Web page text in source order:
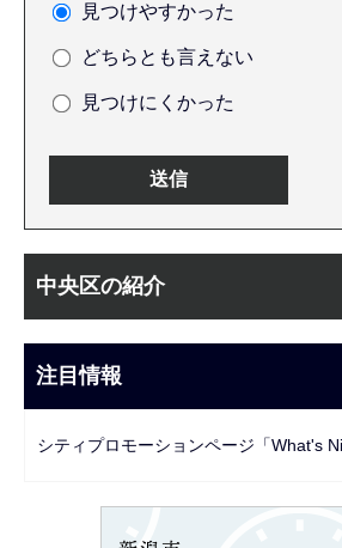
見つけやすかった
どちらとも言えない
見つけにくかった
文
こ
ま
で
ビ
ー
中央区の紹介
注目情報
シティプロモーションページ「What's